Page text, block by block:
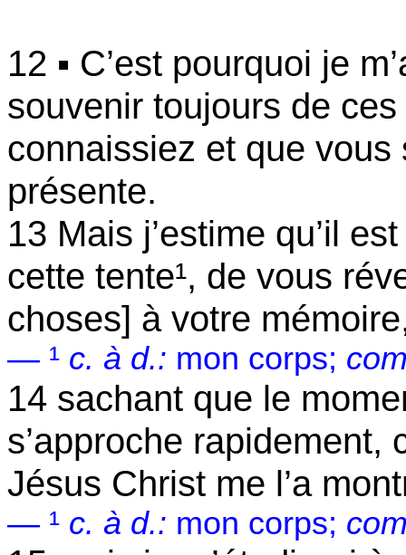
12 ▪ C’est pourquoi je
souvenir toujours de
connaissiez et que
présente.
13 Mais j’estime qu’il
cette tente¹, de vous
choses] à votre
— ¹ c. à d.: mon corps;
14 sachant que le
s’approche
Jésus Christ me l’a
— ¹ c. à d.: mon corps;